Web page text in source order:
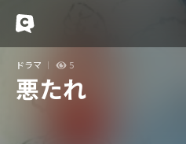
ドラマ 5
悪たれ